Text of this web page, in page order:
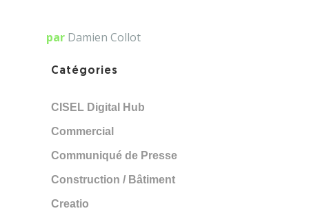
par Damien Collot
Catégories
CISEL Digital Hub
Commercial
Communiqué de Presse
Construction / Bâtiment
Creatio